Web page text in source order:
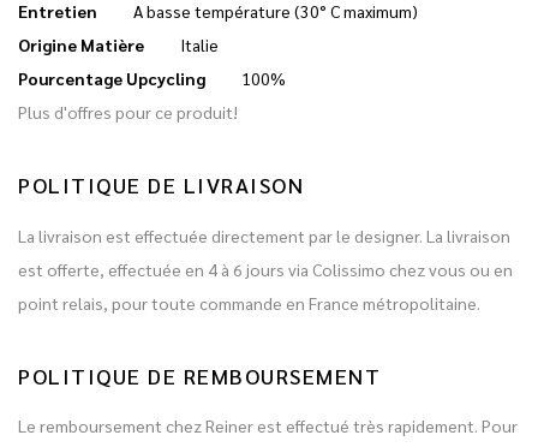
Entretien
A basse température (30° C maximum)
Origine Matière
Italie
Pourcentage Upcycling
100%
Plus d'offres pour ce produit!
POLITIQUE DE LIVRAISON
La livraison est effectuée directement par le designer. La livraison
est offerte, effectuée en 4 à 6 jours via Colissimo chez vous ou en
point relais, pour toute commande en France métropolitaine.
POLITIQUE DE REMBOURSEMENT
Le remboursement chez Reiner est effectué très rapidement. Pour